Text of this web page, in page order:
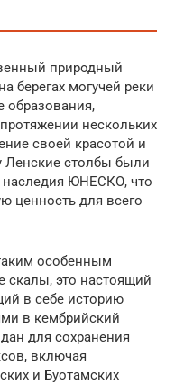
природный
берегах могучей реки
нескольких
своей красотой и
Ленские столбы были
ЮНЕСКО, что
ценность для всего
особенным
скалы, это настоящий
в себе историю
в кембрийский
для сохранения
включая
и Буотамских